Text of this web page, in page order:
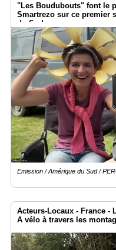
"Les Boudubouts" font le
Smartrezo sur ce premier
du Sud
Emission / Amérique du Sud /
Acteurs-Locaux - France -
A vélo à travers les